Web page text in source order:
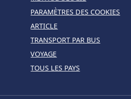
PARAMÈTRES DES COOKIES
ARTICLE
TRANSPORT PAR BUS
VOYAGE
TOUS LES PAYS